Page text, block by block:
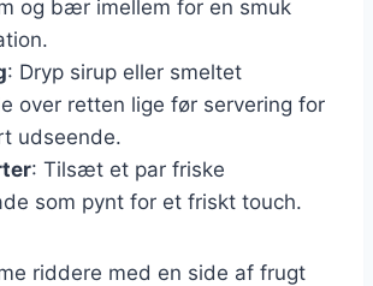
og bær imellem for en smuk
: Dryp sirup eller smeltet
over retten lige før servering for
udseende.
: Tilsæt et par friske
som pynt for et friskt touch.
riddere med en side af frugt